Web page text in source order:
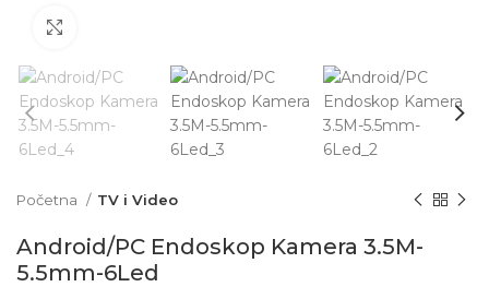
Početna TV i Video
Android/PC Endoskop Kamera 3.5M-
5.5mm-6Led